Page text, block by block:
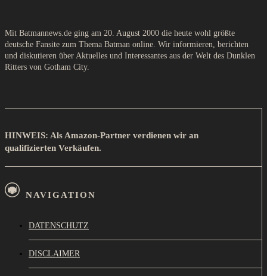
Mit Batmannews.de ging am 20. August 2000 die heute wohl größte
deutsche Fansite zum Thema Batman online. Wir informieren, berichten
und diskutieren über Aktuelles und Interessantes aus der Welt des Dunklen
Ritters von Gotham City.
HINWEIS: Als Amazon-Partner verdienen wir an
qualifizierten Verkäufen.
NAVIGATION
DATENSCHUTZ
DISCLAIMER